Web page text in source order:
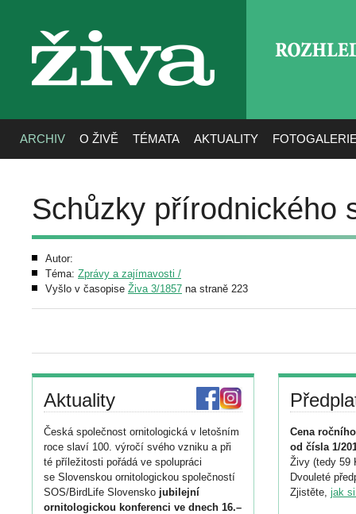
živa
ARCHIV O ŽIVĚ TÉMATA AKTUALITY
Schůzky přírodnického
Autor:
Téma: Zprávy a zajímavosti /
Vyšlo v časopise Živa 3/1857 na straně 223
Aktuality
Česká společnost ornitologická v letošním
roce slaví 100. výročí svého vzniku a při
té příležitosti pořádá ve spolupráci
se Slovenskou ornitologickou společností
SOS/BirdLife Slovensko jubilejní
ornitologickou konferenci ve dnech 16.–
Cena
od čísla 1/
Živy (tedy 59
Dvouleté
Zjistěte, jak